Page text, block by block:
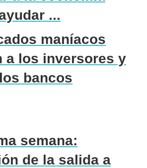
...
maníacos
a los inversores y
bancos
semana:
de la salida a